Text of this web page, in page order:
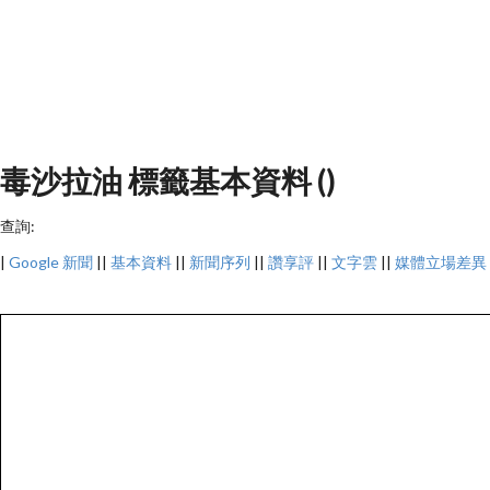
毒沙拉油 標籤基本資料 ()
查詢:
| Google 新聞 || 基本資料 || 新聞序列 || 讚享評 || 文字雲 || 媒體立場差異